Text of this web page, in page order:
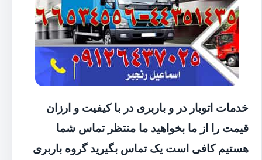
خدمات اتوبار در و باربری در با کیفیت و ارزان
قیمت را از ما بخواهید ما منتظر تماس شما
هستیم کافی است یک تماس بگیرید گروه باربری